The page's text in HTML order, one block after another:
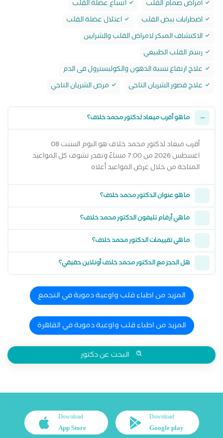
أمراض صمام القلب
اتساع عضلة القلب
اضطرابات نبض القلب
اعتلال عضلة القلب
الاكتشاف المبكر لامراض القلب والشرايين
رسم القلب الطبيعي
علاج ارتفاع نسبة الدهون والكوليسترول فى الدم
علاج قصور الشريان التاجى
مرض الشريان التاجي
ما هو أقرب ميعاد لدكتور محمد خلاف؟
أقرب ميعاد لدكتور محمد خلاف هو اليوم السبت 08
اغسطس 2026 من 7:00 مساءً وتقدر تشوف كل المواعيد
المتاحة من خلال عرض المواعيد أعلاه
ما هو عنوان الدكتور محمد خلاف؟
ما هي أرقام تليفون الدكتور محمد خلاف؟
ما هي تقييمات الدكتور محمد خلاف؟
هل الحجز مع الدكتور محمد خلاف أونلاين حقيقي؟
المزيد من اطباء قلب واوعية دموية في التجمع
المزيد من اطباء قلب واوعية دموية في القاهرة
البحث عن دكتور
Download
Google play
Download
App Store